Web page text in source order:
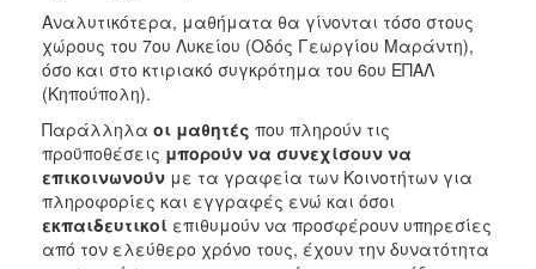
Αναλυτικότερα, μαθήματα θα γίνονται τόσο στους
χώρους του 7ου Λυκείου (Οδός Γεωργίου Μαράντη),
όσο και στο κτιριακό συγκρότημα του 6ου ΕΠΑΛ
(Κηπούπολη).
Παράλληλα οι μαθητές που πληρούν τις
προϋποθέσεις μπορούν να συνεχίσουν να
επικοινωνούν με τα γραφεία των Κοινοτήτων για
πληροφορίες και εγγραφές ενώ και όσοι
εκπαιδευτικοί επιθυμούν να προσφέρουν υπηρεσίες
από τον ελεύθερο χρόνο τους, έχουν την δυνατότητα